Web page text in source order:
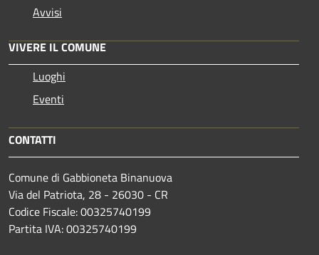
Avvisi
VIVERE IL COMUNE
Luoghi
Eventi
CONTATTI
Comune di Gabbioneta Binanuova
Via del Patriota, 28 - 26030 - CR
Codice Fiscale: 00325740199
Partita IVA: 00325740199